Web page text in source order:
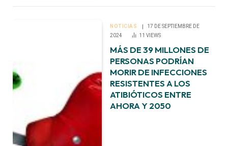
NOTICIAS
17 DE SEPTIEMBRE DE
2024
11VIEWS
MÁS DE 39 MILLONES DE
PERSONAS PODRÍAN
MORIR DE INFECCIONES
RESISTENTES A LOS
ATIBIÓTICOS ENTRE
AHORA Y 2050